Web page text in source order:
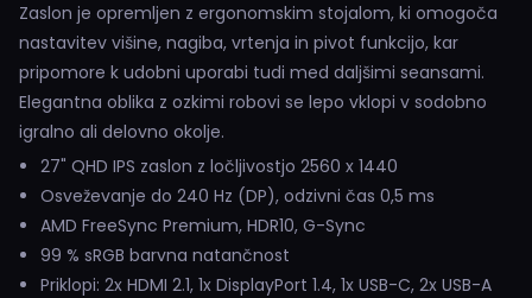
Zaslon je opremljen z ergonomskim stojalom, ki omogoča
nastavitev višine, nagiba, vrtenja in pivot funkcijo, kar
pripomore k udobni uporabi tudi med daljšimi seansami.
Elegantna oblika z ozkimi robovi se lepo vklopi v sodobno
igralno ali delovno okolje.
27" QHD IPS zaslon z ločljivostjo 2560 x 1440
Osveževanje do 240 Hz (DP), odzivni čas 0,5 ms
AMD FreeSync Premium, HDR10, G-Sync
99 % sRGB barvna natančnost
Priklopi: 2x HDMI 2.1, 1x DisplayPort 1.4, 1x USB-C, 2x USB-A